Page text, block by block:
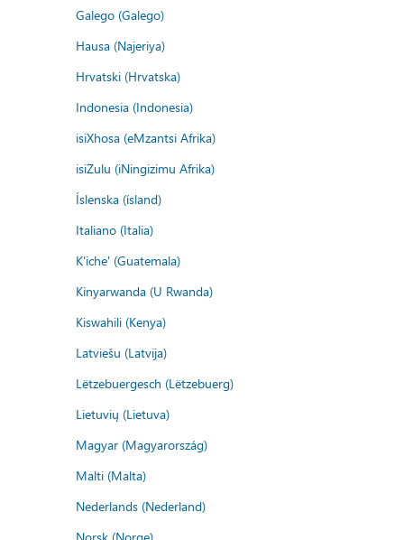
Galego (Galego)
Hausa (Najeriya)
Hrvatski (Hrvatska)
Indonesia (Indonesia)
isiXhosa (eMzantsi Afrika)
isiZulu (iNingizimu Afrika)
Íslenska (ísland)
Italiano (Italia)
K'iche' (Guatemala)
Kinyarwanda (U Rwanda)
Kiswahili (Kenya)
Latviešu (Latvija)
Lëtzebuergesch (Lëtzebuerg)
Lietuvių (Lietuva)
Magyar (Magyarország)
Malti (Malta)
Nederlands (Nederland)
Norsk (Norge)